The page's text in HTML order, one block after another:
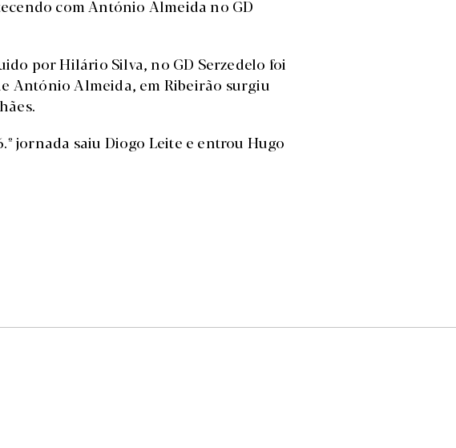
com António Almeida no GD
por Hilário Silva, no GD Serzedelo foi
António Almeida, em Ribeirão surgiu
jornada saiu Diogo Leite e entrou Hugo